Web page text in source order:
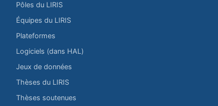
Pôles du LIRIS
Équipes du LIRIS
Plateformes
Logiciels (dans HAL)
Jeux de données
Thèses du LIRIS
Thèses soutenues